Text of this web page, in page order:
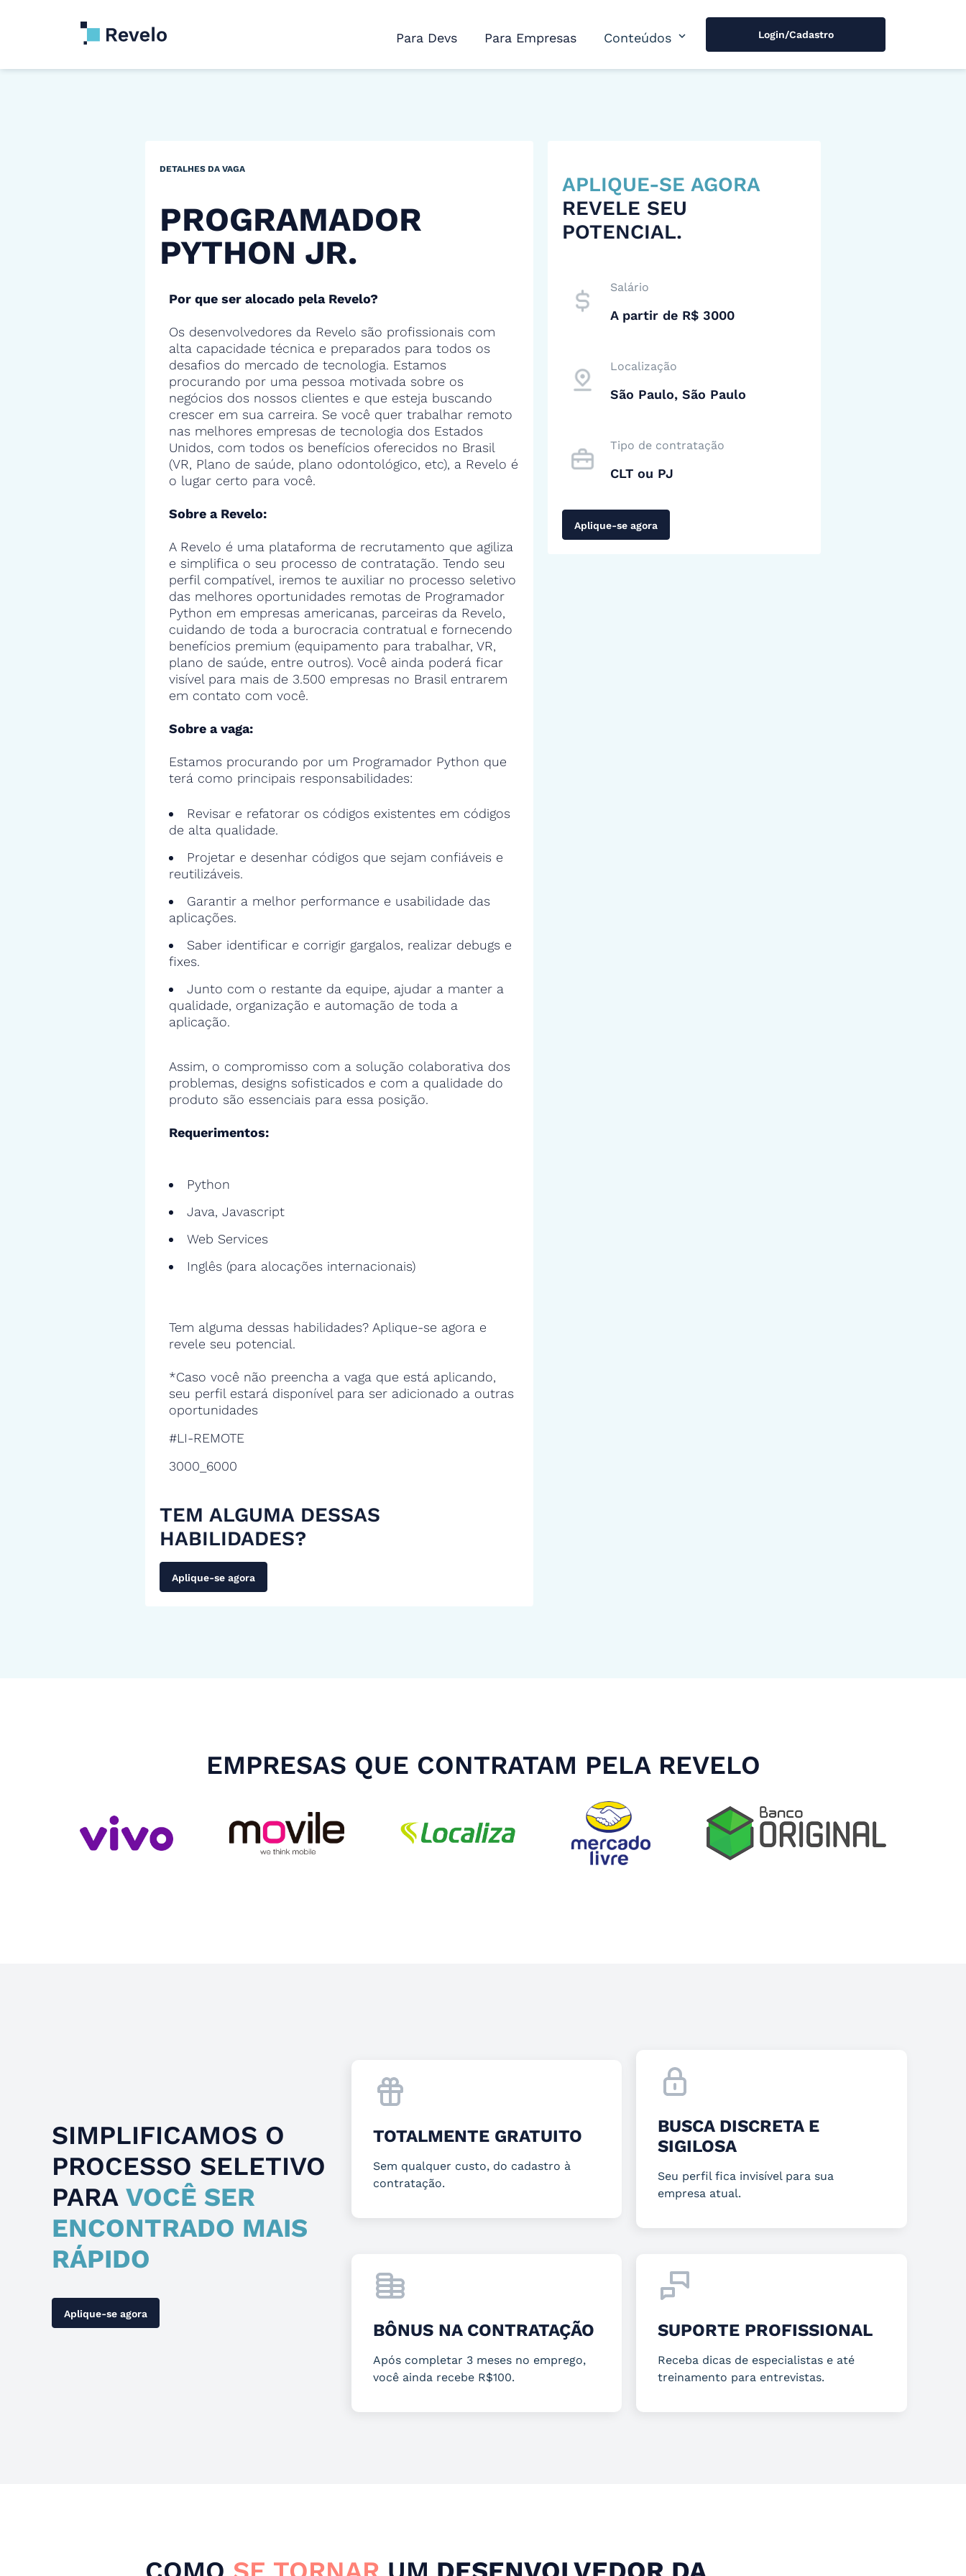
Para Devs Para Empresas Conteúdos expand_more Login/Cadastro
DETALHES DA VAGA
PROGRAMADOR
PYTHON JR.
Por que ser alocado pela Revelo?
Os desenvolvedores da Revelo são profissionais com
alta capacidade técnica e preparados para todos os
desafios do mercado de tecnologia. Estamos
procurando por uma pessoa motivada sobre os
negócios dos nossos clientes e que esteja buscando
crescer em sua carreira. Se você quer trabalhar remoto
nas melhores empresas de tecnologia dos Estados
Unidos, com todos os benefícios oferecidos no Brasil
(VR, Plano de saúde, plano odontológico, etc), a Revelo é
o lugar certo para você.
Sobre a Revelo:
A Revelo é uma plataforma de recrutamento que agiliza
e simplifica o seu processo de contratação. Tendo seu
perfil compatível, iremos te auxiliar no processo seletivo
das melhores oportunidades remotas de Programador
Python em empresas americanas, parceiras da Revelo,
cuidando de toda a burocracia contratual e fornecendo
benefícios premium (equipamento para trabalhar, VR,
plano de saúde, entre outros). Você ainda poderá ficar
visível para mais de 3.500 empresas no Brasil entrarem
em contato com você.
Sobre a vaga:
Estamos procurando por um Programador Python que
terá como principais responsabilidades:
Revisar e refatorar os códigos existentes em códigos
de alta qualidade.
Projetar e desenhar códigos que sejam confiáveis e
reutilizáveis.
Garantir a melhor performance e usabilidade das
aplicações.
Saber identificar e corrigir gargalos, realizar debugs e
fixes.
Junto com o restante da equipe, ajudar a manter a
qualidade, organização e automação de toda a
aplicação.
Assim, o compromisso com a solução colaborativa dos
problemas, designs sofisticados e com a qualidade do
produto são essenciais para essa posição.
Requerimentos:
Python
Java, Javascript
Web Services
Inglês (para alocações internacionais)
Tem alguma dessas habilidades? Aplique-se agora e
revele seu potencial.
*Caso você não preencha a vaga que está aplicando,
seu perfil estará disponível para ser adicionado a outras
oportunidades
#LI-REMOTE
3000_6000
TEM ALGUMA DESSAS
HABILIDADES?
Aplique-se agora
APLIQUE-SE AGORA
REVELE SEU
POTENCIAL.
Salário
A partir de R$ 3000
Localização
São Paulo, São Paulo
Tipo de contratação
CLT ou PJ
Aplique-se agora
EMPRESAS QUE CONTRATAM PELA REVELO
SIMPLIFICAMOS O
PROCESSO SELETIVO
PARA VOCÊ SER
ENCONTRADO MAIS
RÁPIDO
Aplique-se agora
TOTALMENTE GRATUITO
Sem qualquer custo, do cadastro à
contratação.
BUSCA DISCRETA E
SIGILOSA
Seu perfil fica invisível para sua
empresa atual.
BÔNUS NA CONTRATAÇÃO
Após completar 3 meses no emprego,
você ainda recebe R$100.
SUPORTE PROFISSIONAL
Receba dicas de especialistas e até
treinamento para entrevistas.